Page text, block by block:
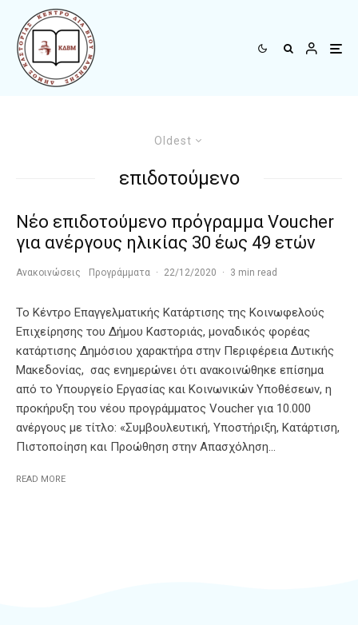
Oldest
επιδοτούμενο
Νέο επιδοτούμενο πρόγραμμα Voucher
για ανέργους ηλικίας 30 έως 49 ετών
Ανακοινώσεις Προγράμματα · 22/12/2020 · 3 min read
Το Κέντρο Επαγγελματικής Κατάρτισης της Κοινωφελούς
Επιχείρησης του Δήμου Καστοριάς, μοναδικός φορέας
κατάρτισης Δημόσιου χαρακτήρα στην Περιφέρεια Δυτικής
Μακεδονίας, σας ενημερώνει ότι ανακοινώθηκε επίσημα
από το Υπουργείο Εργασίας και Κοινωνικών Υποθέσεων, η
προκήρυξη του νέου προγράμματος Voucher για 10.000
ανέργους με τίτλο: «Συμβουλευτική, Υποστήριξη, Κατάρτιση,
Πιστοποίηση και Προώθηση στην Απασχόληση...
READ MORE